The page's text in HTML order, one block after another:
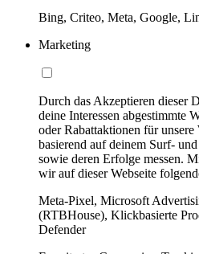
Bing, Criteo, Meta, Google,
Marketing
Durch das Akzeptieren dieser
deine Interessen abgestimmte
oder Rabattaktionen für unsere
basierend auf deinem Surf-
sowie deren Erfolge messen.
wir auf dieser Webseite
Meta-Pixel, Microsoft
(RTBHouse), Klickbasierte
Defender